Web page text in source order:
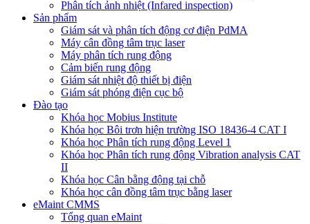
Phân tích ảnh nhiệt (Infared inspection)
Sản phẩm
Giám sát và phân tích động cơ điện PdMA
Máy cân đồng tâm trục laser
Máy phân tích rung động
Cảm biến rung động
Giám sát nhiệt độ thiết bị điện
Giám sát phóng điện cục bộ
Đào tạo
Khóa học Mobius Institute
Khóa học Bôi trơn hiện trường ISO 18436-4 CAT I
Khóa học Phân tích rung động Level 1
Khóa học Phân tích rung động Vibration analysis CAT
II
Khóa học Cân bằng động tại chỗ
Khóa học cân đồng tâm trục bằng laser
eMaint CMMS
Tổng quan eMaint